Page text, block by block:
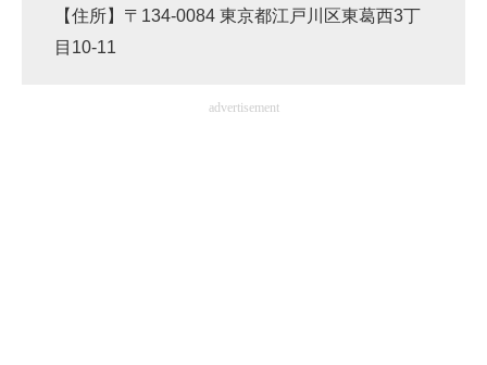
【住所】〒134-0084 東京都江戸川区東葛西3丁
目10-11
advertisement